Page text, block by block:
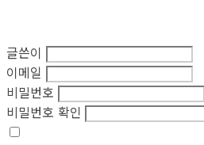
글쓴이
이메일
비밀번호
비밀번호 확인